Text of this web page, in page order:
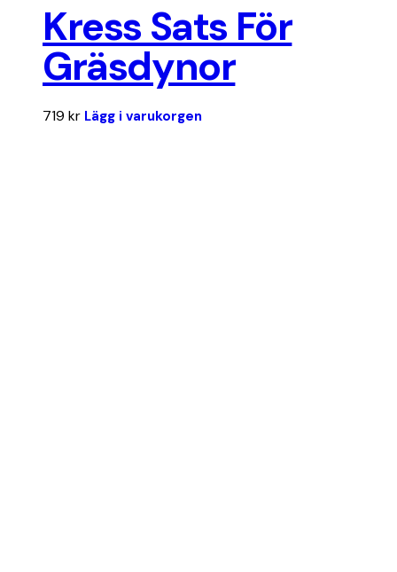
Kress Sats För
Gräsdynor
719 kr Lägg i varukorgen